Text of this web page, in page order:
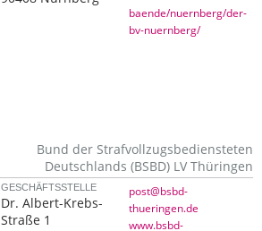
baende/nuernberg/der-
bv-nuernberg/
Bund der Strafvollzugsbediensteten
Deutschlands (BSBD) LV Thüringen
GESCHÄFTSSTELLE
Dr. Albert-Krebs-
Straße 1
post@bsbd-
thueringen.de
www.bsbd-